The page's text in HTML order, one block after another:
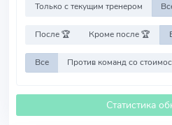
Только с текущим тренером
После 🏆 Кроме после 🏆
Все
Статистика